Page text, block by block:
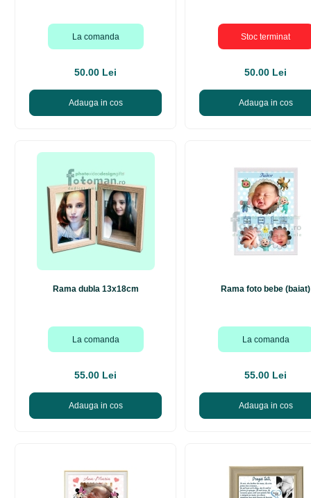
La comanda
50.00 Lei
Adauga in cos
Stoc terminat
50.00 Lei
Adauga in cos
Rama dubla 13x18cm
La comanda
55.00 Lei
Adauga in cos
Rama foto bebe (baiat)
La comanda
55.00 Lei
Adauga in cos